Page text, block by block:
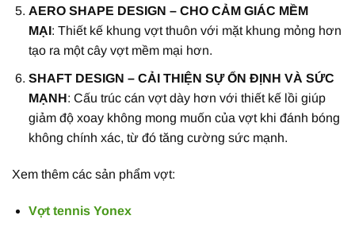
AERO SHAPE DESIGN – CHO CẢM GIÁC MỀM
MẠI : Thiết kế khung vợt thuôn với mặt khung mỏng hơn
tạo ra một cây vợt mềm mại hơn.
SHAFT DESIGN – CẢI THIỆN SỰ ỔN ĐỊNH VÀ SỨC
MẠNH: Cấu trúc cán vợt dày hơn với thiết kế lồi giúp
giảm độ xoay không mong muốn của vợt khi đánh bóng
không chính xác, từ đó tăng cường sức mạnh.
Xem thêm các sản phẩm vợt:
Vợt tennis Yonex